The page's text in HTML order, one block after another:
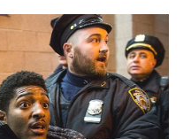
o
k
t
e
r
r
a
m